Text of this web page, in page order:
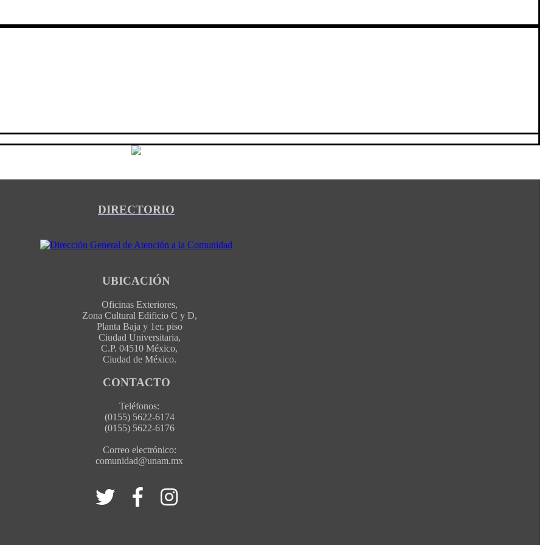
DIRECTORIO
UBICACIÓN
Oficinas Exteriores,
Zona Cultural Edificio C y D,
Planta Baja y 1er. piso
Ciudad Universitaria,
C.P. 04510 México,
Ciudad de México.
CONTACTO
Teléfonos:
(0155) 5622-6174
(0155) 5622-6176
Correo electrónico:
comunidad@unam.mx